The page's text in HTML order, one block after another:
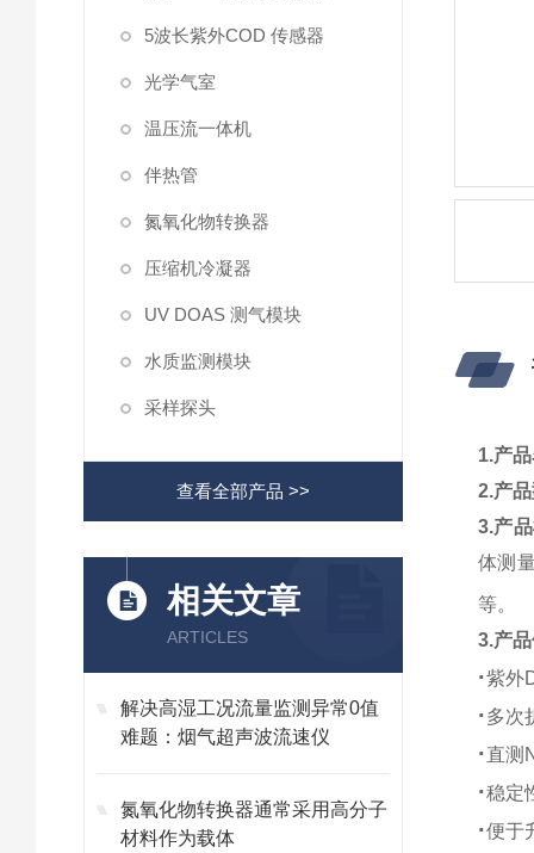
5波长紫外COD 传感器
光学气室
温压流一体机
伴热管
氮氧化物转换器
压缩机冷凝器
UV DOAS 测气模块
水质监测模块
采样探头
查看全部产品 >>
相关文章
ARTICLES
解决高湿工况流量监测异常0值
难题：烟气超声波流速仪
氮氧化物转换器通常采用高分子
材料作为载体
1.产
2.产
3.产
体测
等。
3.产
·紫外
·多次
·直测
·稳定
·便于